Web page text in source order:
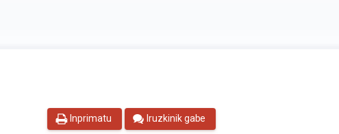
Inprimatu Iruzkinik gabe